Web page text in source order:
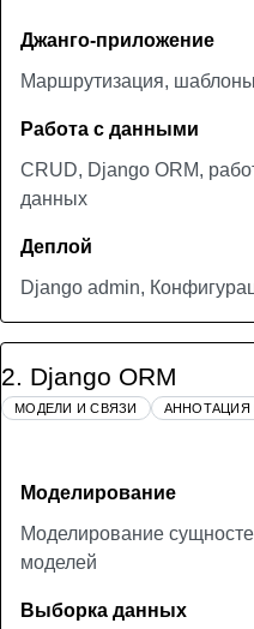
Джанго-приложение
Маршрутизация,
Работа с данными
CRUD, Django ORM,
данных
Деплой
Django admin,
2. Django ORM
МОДЕЛИ И СВЯЗИ АННОТАЦИЯ
Моделирование
Моделирование
моделей
Выборка данных